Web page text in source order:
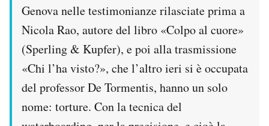
Genova nelle testimonianze rilasciate prima a
Nicola Rao, autore del libro «Colpo al cuore»
(Sperling & Kupfer), e poi alla trasmissione
«Chi l’ha visto?», che l’altro ieri si è occupata
del professor De Tormentis, hanno un solo
nome: torture. Con la tecnica del